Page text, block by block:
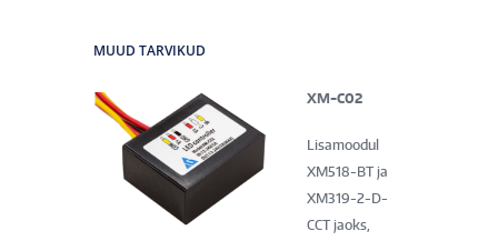
MUUD TARVIKUD
XM-C02
Lisamoodul
XM518-BT ja
XM319-2-D-
CCT jaoks,